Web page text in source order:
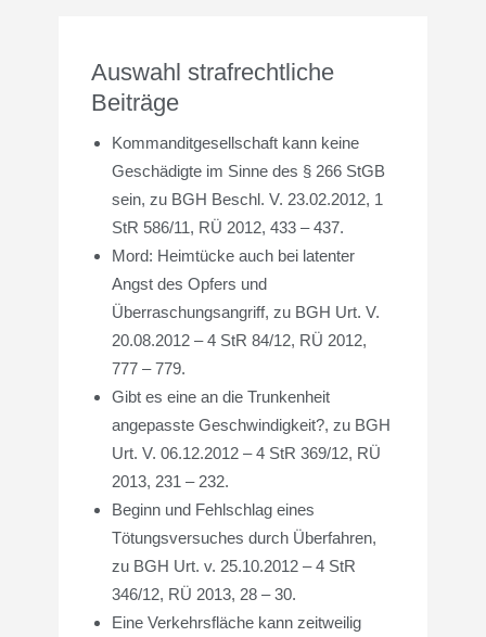
Auswahl strafrechtliche
Beiträge
Kommanditgesellschaft kann keine
Geschädigte im Sinne des § 266 StGB
sein, zu BGH Beschl. V. 23.02.2012, 1
StR 586/11, RÜ 2012, 433 – 437.
Mord: Heimtücke auch bei latenter
Angst des Opfers und
Überraschungsangriff, zu BGH Urt. V.
20.08.2012 – 4 StR 84/12, RÜ 2012,
777 – 779.
Gibt es eine an die Trunkenheit
angepasste Geschwindigkeit?, zu BGH
Urt. V. 06.12.2012 – 4 StR 369/12, RÜ
2013, 231 – 232.
Beginn und Fehlschlag eines
Tötungsversuches durch Überfahren,
zu BGH Urt. v. 25.10.2012 – 4 StR
346/12, RÜ 2013, 28 – 30.
Eine Verkehrsfläche kann zeitweilig